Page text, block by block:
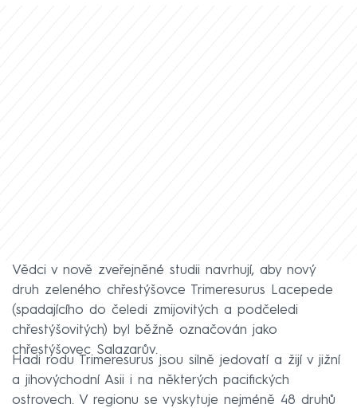
Vědci v nově zveřejněné studii navrhují, aby nový
druh zeleného chřestýšovce Trimeresurus Lacepede
(spadajícího do čeledi zmijovitých a podčeledi
chřestýšovitých) byl běžně označován jako
chřestýšovec Salazarův.
Hadi rodu Trimeresurus jsou silně jedovatí a žijí v jižní
a jihovýchodní Asii i na některých pacifických
ostrovech. V regionu se vyskytuje nejméně 48 druhů